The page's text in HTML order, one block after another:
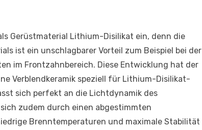
Gerüstmaterial Lithium-Disilikat ein, denn die
ist ein unschlagbarer Vorteil zum Beispiel bei der
im Frontzahnbereich. Diese Entwicklung hat der
Verblendkeramik speziell für Lithium-Disilikat-
sich perfekt an die Lichtdynamik des
zudem durch einen abgestimmten
Brenntemperaturen und maximale Stabilität